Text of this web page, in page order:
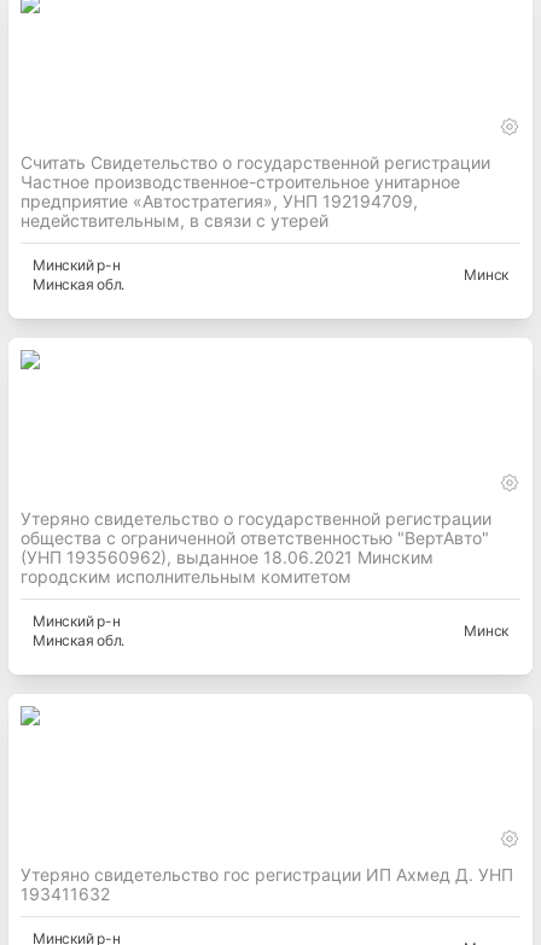
Считать Свидетельство о государственной регистрации
Частное производственное-строительное унитарное
предприятие «Автостратегия», УНП 192194709,
недействительным, в связи с утерей
Минскийр-н
Минская обл.
Минск
Утеряно свидетельство о государственной регистрации
общества с ограниченной ответственностью "ВертАвто"
(УНП 193560962), выданное 18.06.2021 Минским
городским исполнительным комитетом
Минскийр-н
Минская обл.
Минск
Утеряно свидетельство гос регистрации ИП Ахмед Д. УНП
193411632
Минскийр-н